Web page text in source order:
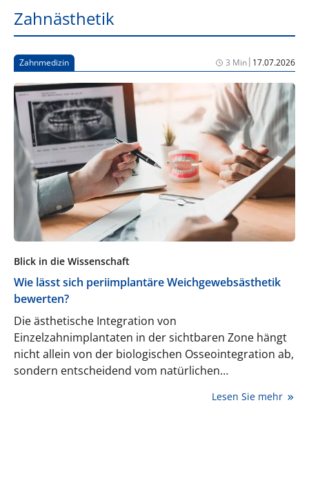
Zahnästhetik
Zahnmedizin 3 Min| 17.07.2026
Blick in die Wissenschaft
Wie lässt sich periimplantäre Weichgewebsästhetik
bewerten?
Die ästhetische Integration von
Einzelzahnimplantaten in der sichtbaren Zone hängt
nicht allein von der biologischen Osseointegration ab,
sondern entscheidend vom natürlichen
periimplantäre Weichgewebsästhetik nachvollziehbar
Lesen Sie mehr